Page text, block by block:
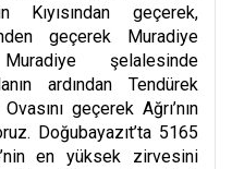
Kıyısından geçerek,
geçerek Muradiye
şelalesinde
ardından Tendürek
geçerek Ağrı’nın
Doğubayazıt’ta 5165
en yüksek zirvesini